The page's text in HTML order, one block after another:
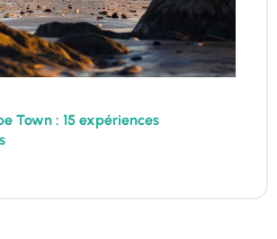
Town : 15 expériences